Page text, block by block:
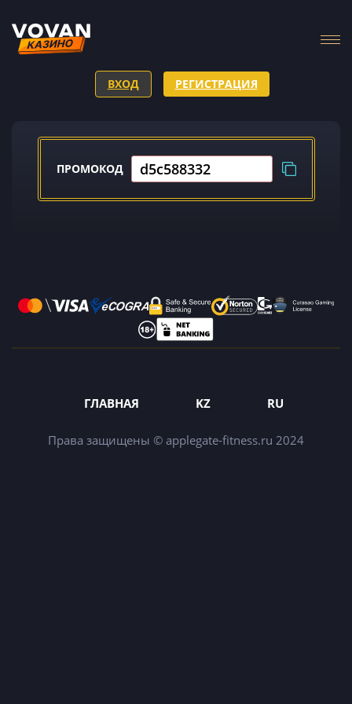
ВХОД РЕГИСТРАЦИЯ
ПРОМОКОД
ГЛАВНАЯ KZ RU
Права защищены © applegate-fitness.ru 2024